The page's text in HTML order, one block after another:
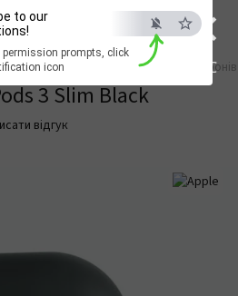
×
ESC
to our
permission prompts, click
icon
смартфонів Аксесуари для
3 Slim Black
відгук